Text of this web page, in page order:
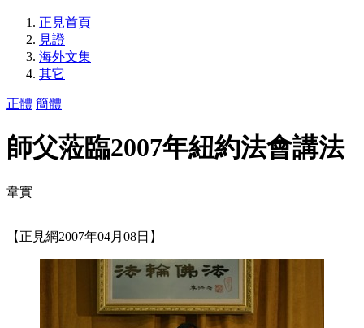
正見首頁
見證
海外文集
其它
正體 簡體
師父蒞臨2007年紐約法會講法
韋實
【正見網2007年04月08日】